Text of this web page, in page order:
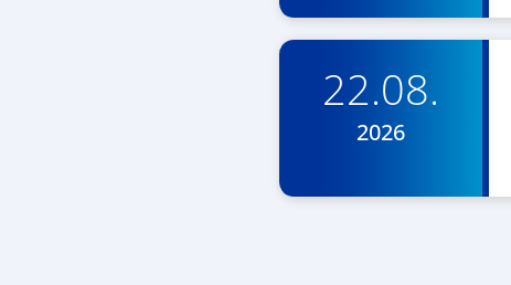
22.08.
2026